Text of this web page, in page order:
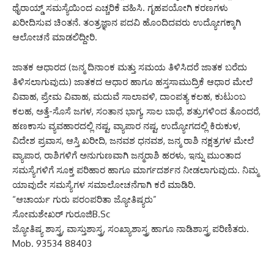
ಥೈರಾಯ್ಡ್ ಸಮಸ್ಯೆಯಿಂದ ಎಚ್ಚರಿಕೆ ವಹಿಸಿ. ಗೃಹಪಯೋಗಿ ಕರಣಗಳು
ಖರೀದಿಸುವ ಚಿಂತನೆ. ತಂತ್ರಜ್ಞಾನ ಪದವಿ ಹೊಂದಿದವರು ಉದ್ಯೋಗಕ್ಕಾಗಿ
ಆಲೋಚನೆ ಮಾಡಲಿದ್ದೀರಿ.
ಜಾತಕ ಆಧಾರದ (ಜನ್ಮ ದಿನಾಂಕ ಮತ್ತು ಸಮಯ ತಿಳಿಸಿದರೆ ಜಾತಕ ಬರೆದು
ತಿಳಿಸಲಾಗುವುದು) ಜಾತಕದ ಆಧಾರ ಹಾಗೂ ಹಸ್ತಸಾಮುದ್ರಿಕೆ ಆಧಾರ ಮೇಲೆ
ವಿವಾಹ, ಪ್ರೇಮ ವಿವಾಹ, ಮದುವೆ ಸಾಲಾವಳಿ, ದಾಂಪತ್ಯ ಕಲಹ, ಕುಟುಂಬ
ಕಲಹ, ಅತ್ತೆ-ಸೊಸೆ ಜಗಳ, ಸಂತಾನ ಭಾಗ್ಯ, ಸಾಲ ಬಾಧೆ, ಶತ್ರುಗಳಿಂದ ತೊಂದರೆ,
ಹಣಕಾಸು ವ್ಯವಹಾರದಲ್ಲಿ ನಷ್ಟ, ವ್ಯಾಪಾರ ನಷ್ಟ, ಉದ್ಯೋಗದಲ್ಲಿ ಕಿರುಕುಳ,
ವಿದೇಶ ಪ್ರವಾಸ, ಆಸ್ತಿ ಖರೀದಿ, ಜನವಶ ಧನವಶ, ಜನ್ಮ ರಾಶಿ ನಕ್ಷತ್ರಗಳ ಮೇಲೆ
ವ್ಯಾಪಾರ, ರಾಶಿಗಳಿಗೆ ಅನುಗುಣವಾಗಿ ಜನ್ಮರಾಶಿ ಹರಳು, ಇನ್ನು ಮುಂತಾದ
ಸಮಸ್ಯೆಗಳಿಗೆ ಸೂಕ್ತ ಪರಿಹಾರ ಹಾಗೂ ಮಾರ್ಗದರ್ಶನ ನೀಡಲಾಗುವುದು. ನಿಮ್ಮ
ಯಾವುದೇ ಸಮಸ್ಯೆಗಳ ಸಮಾಲೋಚನೆಗಾಗಿ ಕರೆ ಮಾಡಿರಿ.
“ಆಚಾರ್ಯ ಗುರು ಪರಂಪರಿತಾ ಜ್ಯೋತಿಷ್ಯರು”
ಸೋಮಶೇಖರ್ ಗುರೂಜಿB.Sc
ಜ್ಯೋತಿಷ್ಯ ಶಾಸ್ತ್ರ, ವಾಸ್ತುಶಾಸ್ತ್ರ, ಸಂಖ್ಯಾಶಾಸ್ತ್ರ ಹಾಗೂ ನಾಡಿಶಾಸ್ತ್ರ ಪರಿಣಿತರು.
Mob. 93534 88403